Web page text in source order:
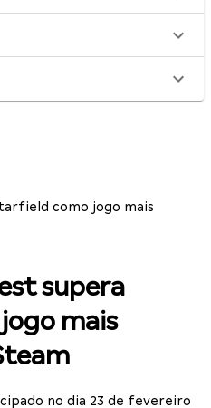
como jogo mais
supera
mais
no dia 23 de fevereiro